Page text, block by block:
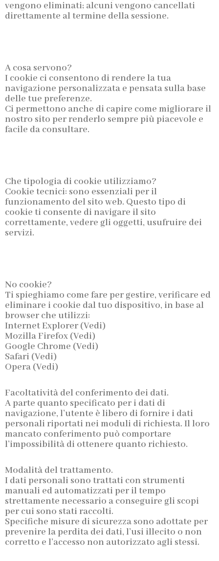
vengono eliminati; alcuni vengono cancellati
direttamente al termine della sessione.
A cosa servono?
I cookie ci consentono di rendere la tua
navigazione personalizzata e pensata sulla base
delle tue preferenze.
Ci permettono anche di capire come migliorare il
nostro sito per renderlo sempre più piacevole e
facile da consultare.
Che tipologia di cookie utilizziamo?
Cookie tecnici: sono essenziali per il
funzionamento del sito web. Questo tipo di
cookie ti consente di navigare il sito
correttamente, vedere gli oggetti, usufruire dei
servizi.
No cookie?
Ti spieghiamo come fare per gestire, verificare ed
eliminare i cookie dal tuo dispositivo, in base al
browser che utilizzi:
Internet Explorer (Vedi)
Mozilla Firefox (Vedi)
Google Chrome (Vedi)
Safari (Vedi)
Opera (Vedi)
Facoltatività del conferimento dei dati.
A parte quanto specificato per i dati di
navigazione, l’utente è libero di fornire i dati
personali riportati nei moduli di richiesta. Il loro
mancato conferimento può comportare
l’impossibilità di ottenere quanto richiesto.
Modalità del trattamento.
I dati personali sono trattati con strumenti
manuali ed automatizzati per il tempo
strettamente necessario a conseguire gli scopi
per cui sono stati raccolti.
Specifiche misure di sicurezza sono adottate per
prevenire la perdita dei dati, l’usi illecito o non
corretto e l’accesso non autorizzato agli stessi.